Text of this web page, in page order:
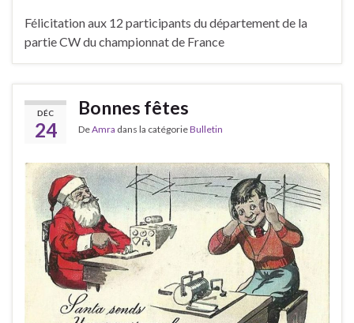
Félicitation aux 12 participants du département de la
partie CW du championnat de France
DÉC
24
Bonnes fêtes
DeAmra dans la catégorieBulletin